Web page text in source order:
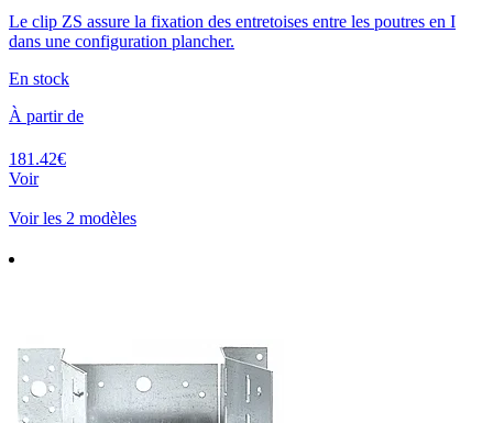
Le clip ZS assure la fixation des entretoises entre les poutres en I
dans une configuration plancher.
En stock
À partir de
181.42€
Voir
Voir les 2 modèles